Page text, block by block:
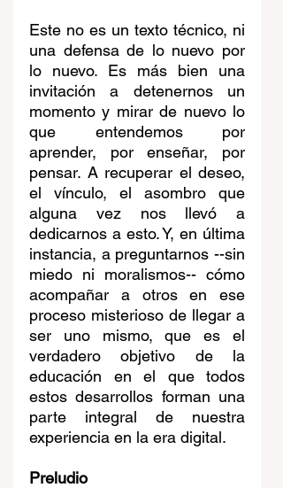
Este no es un texto técnico, ni
una defensa de lo nuevo por
lo nuevo. Es más bien una
invitación a detenernos un
momento y mirar de nuevo lo
que entendemos por
aprender, por enseñar, por
pensar. A recuperar el deseo,
el vínculo, el asombro que
alguna vez nos llevó a
dedicarnos a esto. Y, en última
instancia, a preguntarnos --sin
miedo ni moralismos-- cómo
acompañar a otros en ese
proceso misterioso de llegar a
ser uno mismo, que es el
verdadero objetivo de la
educación en el que todos
estos desarrollos forman una
parte integral de nuestra
experiencia en la era digital.
Preludio